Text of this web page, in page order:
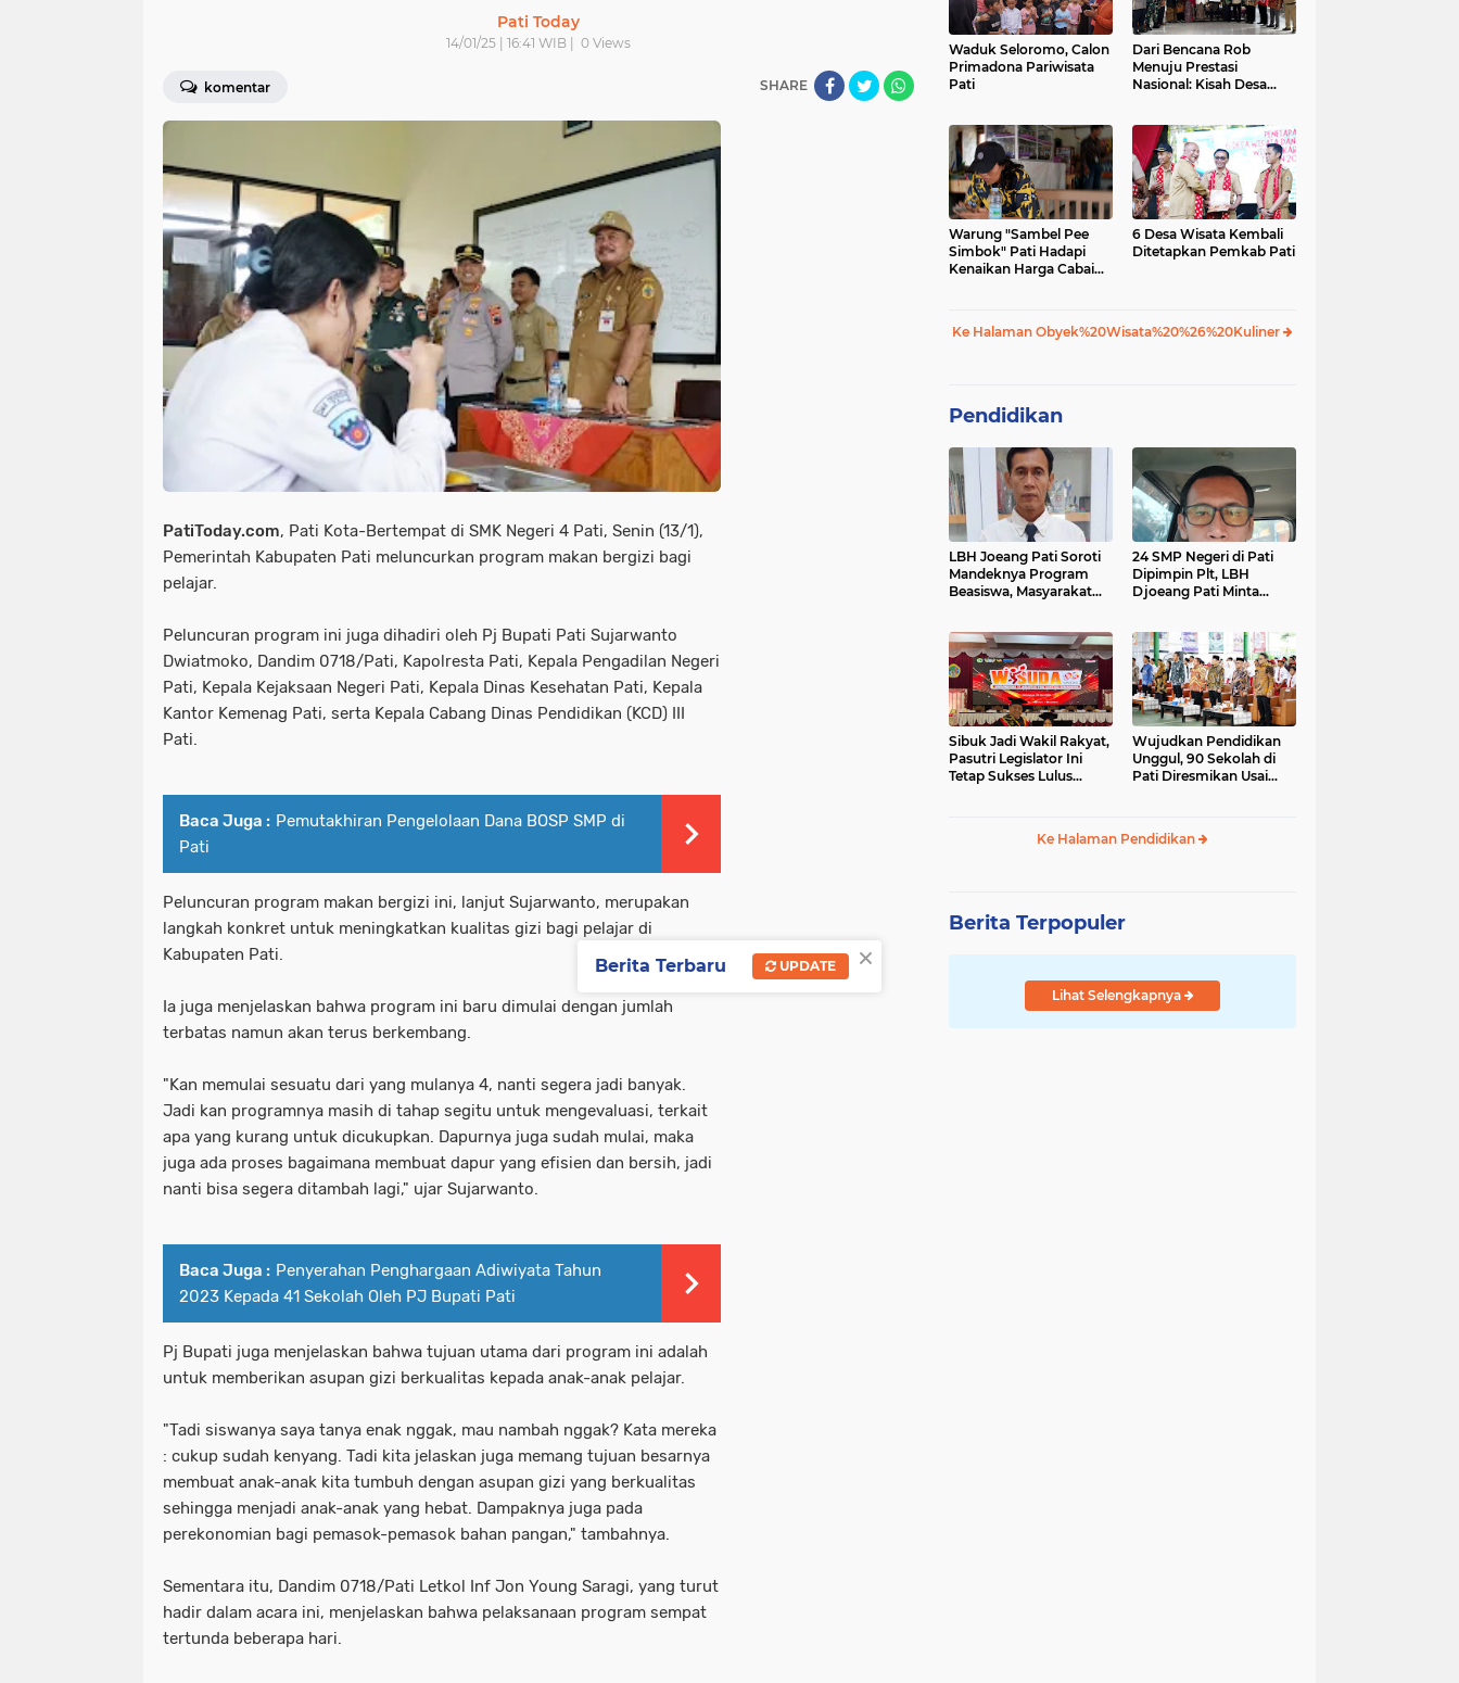
Pati Today
14/01/25 | 16:41 WIB | 0 Views
komentar SHARE
PatiToday.com, Pati Kota-Bertempat di SMK Negeri 4 Pati, Senin (13/1),
Pemerintah Kabupaten Pati meluncurkan program makan bergizi bagi
pelajar.
Peluncuran program ini juga dihadiri oleh Pj Bupati Pati Sujarwanto
Dwiatmoko, Dandim 0718/Pati, Kapolresta Pati, Kepala Pengadilan Negeri
Pati, Kepala Kejaksaan Negeri Pati, Kepala Dinas Kesehatan Pati, Kepala
Kantor Kemenag Pati, serta Kepala Cabang Dinas Pendidikan (KCD) III
Pati.
Baca Juga : Pemutakhiran Pengelolaan Dana BOSP SMP di
Pati
Peluncuran program makan bergizi ini, lanjut Sujarwanto, merupakan
langkah konkret untuk meningkatkan kualitas gizi bagi pelajar di
Kabupaten Pati.
Ia juga menjelaskan bahwa program ini baru dimulai dengan jumlah
terbatas namun akan terus berkembang.
"Kan memulai sesuatu dari yang mulanya 4, nanti segera jadi banyak.
Jadi kan programnya masih di tahap segitu untuk mengevaluasi, terkait
apa yang kurang untuk dicukupkan. Dapurnya juga sudah mulai, maka
juga ada proses bagaimana membuat dapur yang efisien dan bersih, jadi
nanti bisa segera ditambah lagi," ujar Sujarwanto.
Baca Juga : Penyerahan Penghargaan Adiwiyata Tahun
2023 Kepada 41 Sekolah Oleh PJ Bupati Pati
Pj Bupati juga menjelaskan bahwa tujuan utama dari program ini adalah
untuk memberikan asupan gizi berkualitas kepada anak-anak pelajar.
"Tadi siswanya saya tanya enak nggak, mau nambah nggak? Kata mereka
: cukup sudah kenyang. Tadi kita jelaskan juga memang tujuan besarnya
membuat anak-anak kita tumbuh dengan asupan gizi yang berkualitas
sehingga menjadi anak-anak yang hebat. Dampaknya juga pada
perekonomian bagi pemasok-pemasok bahan pangan," tambahnya.
Sementara itu, Dandim 0718/Pati Letkol Inf Jon Young Saragi, yang turut
hadir dalam acara ini, menjelaskan bahwa pelaksanaan program sempat
tertunda beberapa hari.
Waduk Seloromo, Calon
Primadona Pariwisata
Pati
Dari Bencana Rob
Menuju Prestasi
Nasional: Kisah Desa
Warung "Sambel Pee
Simbok" Pati Hadapi
Kenaikan Harga Cabai
6 Desa Wisata Kembali
Ditetapkan Pemkab Pati
Ke Halaman Obyek%20Wisata%20%26%20Kuliner
Pendidikan
LBH Joeang Pati Soroti
Mandeknya Program
Beasiswa, Masyarakat
24 SMP Negeri di Pati
Dipimpin Plt, LBH
Djoeang Pati Minta
Sibuk Jadi Wakil Rakyat,
Pasutri Legislator Ini
Tetap Sukses Lulus
Wujudkan Pendidikan
Unggul, 90 Sekolah di
Pati Diresmikan Usai
Ke Halaman Pendidikan
Berita Terpopuler
Lihat Selengkapnya
×
Berita Terbaru UPDATE